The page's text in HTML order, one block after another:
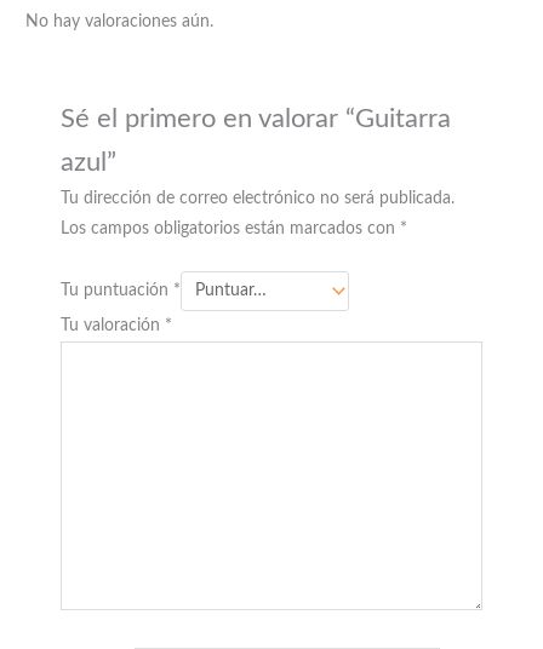
No hay valoraciones aún.
Sé el primero en valorar “Guitarra
azul”
Tu dirección de correo electrónico no será publicada.
Los campos obligatorios están marcados con *
Tu puntuación *
Tu valoración *